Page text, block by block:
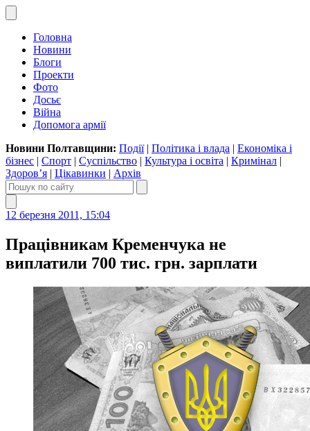
Головна
Новини
Блоги
Проекти
Фото
Досьє
Війна
Допомога армії
Новини Полтавщини: Події| Політика і влада | Економіка і
бізнес | Спорт | Суспільство | Культура і освіта | Кримінал |
Здоров’я | Цікавинки | Архів
12 березня 2011, 15:04
Працівникам Кременчука не
виплатили 700 тис. грн. зарплати